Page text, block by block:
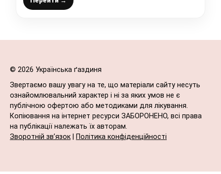
© 2026 Українська ґаздиня
Звертаємо вашу увагу на те, що матеріали сайту несуть
ознайомлювальний характер і ні за яких умов не є
публічною офертою або методиками для лікування.
Копіювання на інтернет ресурси ЗАБОРОНЕНО, всі права
на публікації належать їх авторам.
Зворотній зв’язок
Політика конфіденційності